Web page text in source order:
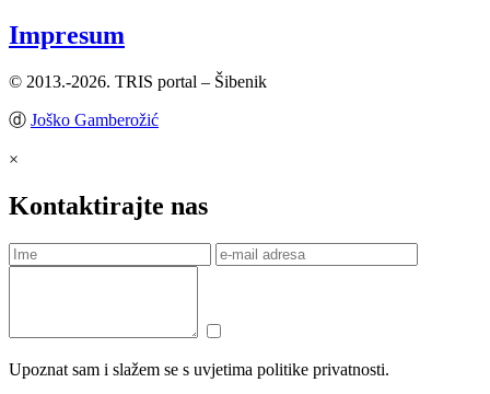
Impresum
© 2013.-2026. TRIS portal – Šibenik
ⓓ Joško Gamberožić
×
Kontaktirajte nas
Upoznat sam i slažem se s uvjetima politike privatnosti.